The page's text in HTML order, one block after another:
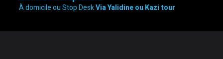
À domicile ou Stop DeskVia Yalidine ou Kazi tour